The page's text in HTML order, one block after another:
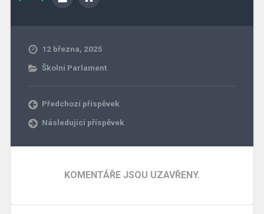
12 března, 2025
Školní Parlament
Předchozí příspěvek
Následující příspěvek
KOMENTÁŘE JSOU UZAVŘENY.